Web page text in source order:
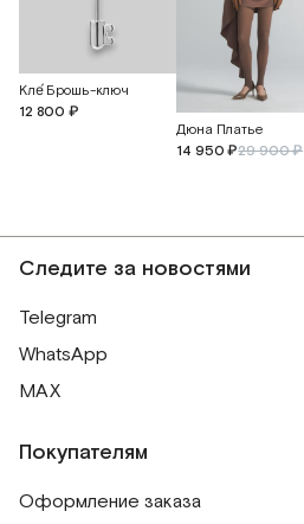
Кле́ Брошь-ключ
12 800 ₽
Дюна Платье
14 950 ₽29 900 ₽
Следите за новостями
Telegram
WhatsApp
MAX
Покупателям
Оформление заказа